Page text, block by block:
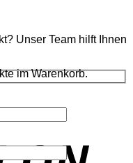
im Warenkorb.
Unser Team hilft Ihnen